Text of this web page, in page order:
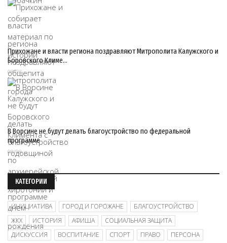
Прихожане и власти региона поздравляют Митрополита Калужского и
Боровского Климе…
08/08
В Ворсине не будут делать благоустройство по федеральной
программе
08/08
КАТЕГОРИИ
ИНИЦИАТИВА ГОРОД И ГОРОЖАНЕ
БЛАГОУСТРОЙСТВО
ЖКХ
ИСТОРИЯ АФИША
СОЦИАЛЬНАЯ ЗАЩИТА
ДИСКУССИЯ
ВОСПИТАНИЕ СПОРТ ПРАВО
ПЕРСОНА